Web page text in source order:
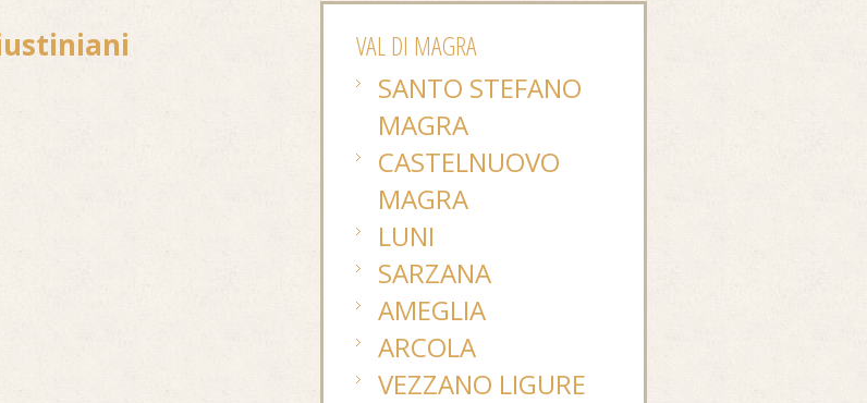
VAL DI MAGRA
SANTO STEFANO
MAGRA
CASTELNUOVO
MAGRA
LUNI
SARZANA
AMEGLIA
ARCOLA
VEZZANO LIGURE